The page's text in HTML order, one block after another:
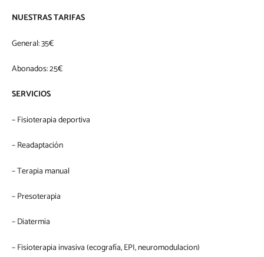
NUESTRAS TARIFAS
General: 35€
Abonados: 25€
SERVICIOS
– Fisioterapia deportiva
– ⁠Readaptación
– ⁠Terapia manual
– ⁠Presoterapia
– ⁠Diatermia
– ⁠Fisioterapia invasiva (ecografía, EPI, neuromodulacion)